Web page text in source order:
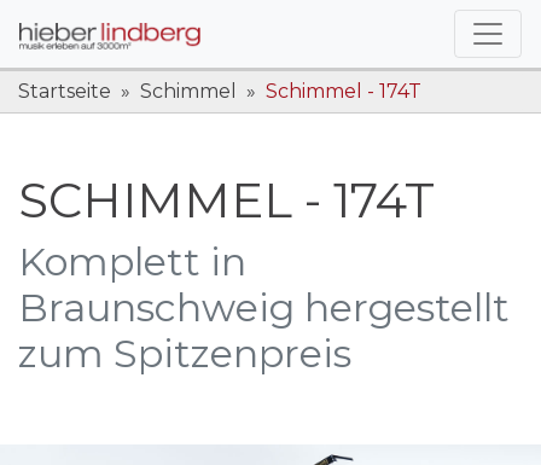
Startseite Schimmel Schimmel - 174T
SCHIMMEL - 174T
Komplett in
Braunschweig hergestellt
zum Spitzenpreis